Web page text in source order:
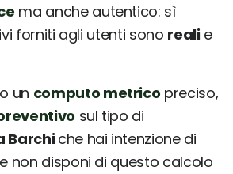
ma anche autentico: sì
forniti agli utenti sono realie
un computo metrico preciso,
sul tipo di
Barchiche hai intenzione di
non disponi di questo calcolo